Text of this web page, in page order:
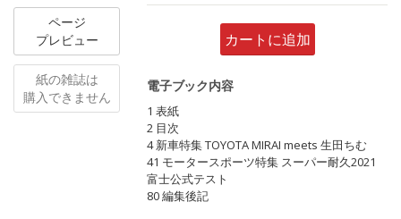
ページ
プレビュー
紙の雑誌は
購入できません
カートに追加
電子ブック内容
1 表紙
2 目次
4 新車特集 TOYOTA MIRAI meets 生田ちむ
41 モータースポーツ特集 スーパー耐久2021
富士公式テスト
80 編集後記